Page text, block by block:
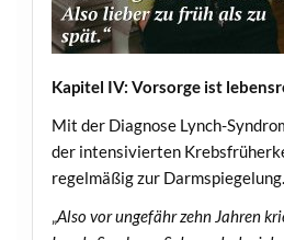
Kapitel IV: Vorsorge ist
Mit der Diagnose Lynch-
der intensivierten
regelmäßig zur Darmspiegelung.
„Also vor ungefähr zehn Jahren